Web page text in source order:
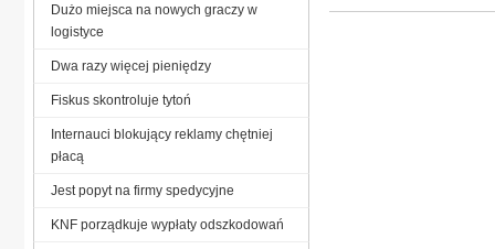
Dużo miejsca na nowych graczy w
logistyce
Dwa razy więcej pieniędzy
Fiskus skontroluje tytoń
Internauci blokujący reklamy chętniej
płacą
Jest popyt na firmy spedycyjne
KNF porządkuje wypłaty odszkodowań